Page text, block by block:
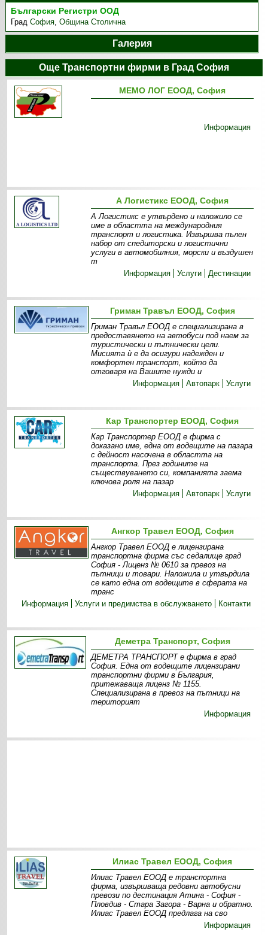
Български Регистри ООД
ГрадСофия,Община Столична
Галерия
Още Транспортни фирми в Град София
МЕМО ЛОГ ЕООД, София
Информация
А Логистикс ЕООД, София
А Логистикс е утвърдено и наложило се
име в областта на международния
транспорт и логистика. Извършва пълен
набор от спедиторски и логистични
услуги в автомобилния, морски и въздушен
т
Информация
Услуги Дестинации
Гриман Травъл ЕООД, София
Гриман Травъл ЕООД е специализирана в
предоставянето на автобуси под наем за
туристически и пътнически цели.
Мисията ѝ е да осигури надежден и
комфортен транспорт, който да
отговаря на Вашите нужди и
Информация
Автопарк Услуги
Кар Транспортер ЕООД, София
Кар Транспортер ЕООД е фирма с
доказано име, една от водещите на пазара
с дейност насочена в областта на
транспорта. През годините на
съществуването си, компанията заема
ключова роля на пазар
Информация
Автопарк Услуги
Ангкор Травел ЕООД, София
Ангкор Травел ЕООД е лицензирана
транспортна фирма със седалище град
София - Лиценз № 0610 за превоз на
пътници и товари. Наложила и утвърдила
се като една от водещите в сферата на
транс
Информация
Услуги и предимства в обслужването Контакти
Деметра Транспорт, София
ДЕМЕТРА ТРАНСПОРТ е фирма в град
София. Една от водещите лицензирани
транспортни фирми в България,
притежаваща лиценз № 1155.
Специализирана в превоз на пътници на
територият
Информация
Илиас Травел ЕООД, София
Илиас Травел ЕООД е транспортна
фирма, извършваща редовни автобусни
превози по дестинация Атина - София -
Пловдив - Стара Загора - Варна и обратно.
Илиас Травел ЕООД предлага на сво
Информация